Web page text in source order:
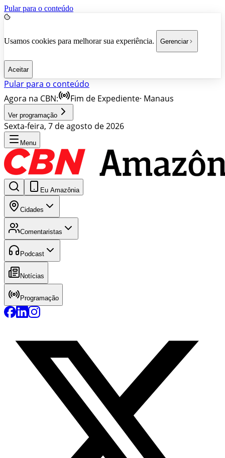
Pular para o conteúdo
Usamos cookies para melhorar sua experiência. Gerenciar
Aceitar
Pular para o conteúdo
Agora na CBN:
Fim de Expediente· Manaus
Ver programação
Sexta-feira, 7 de agosto de 2026
Menu
Eu Amazônia
Cidades
Comentaristas
Podcast
Notícias
Programação